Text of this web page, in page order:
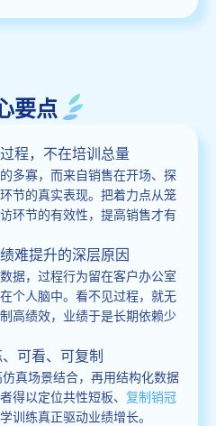
要点
程，不在培训总量
多寡，而来自销售在开场、探
节的真实表现。把着力点从笼
环节的有效性，提高销售才有
难提升的深层原因
据，过程行为留在客户办公室
个人脑中。看不见过程，就无
高绩效，业绩于是长期依赖少
可看、可复制
真场景结合，再用结构化数据
得以定位共性短板、 复制销冠
训练真正驱动业绩增长。